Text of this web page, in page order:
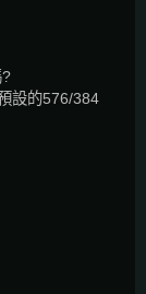
設的576/384